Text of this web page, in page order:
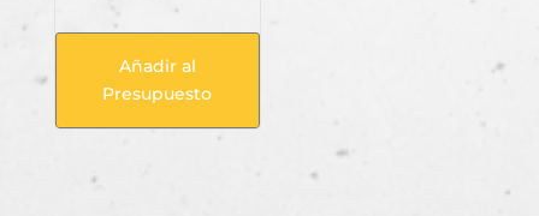
Añadir al
Presupuesto